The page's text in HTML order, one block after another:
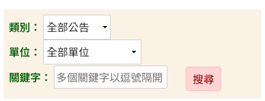
類別：
單位：
關鍵字：
送
出